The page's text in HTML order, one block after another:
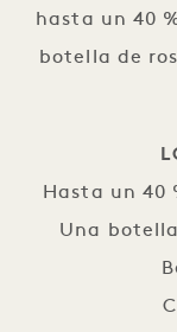
hasta un 40
botella de
Hasta un 40
Una